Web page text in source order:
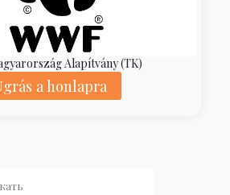
Alapítvány (TK)
a honlapra